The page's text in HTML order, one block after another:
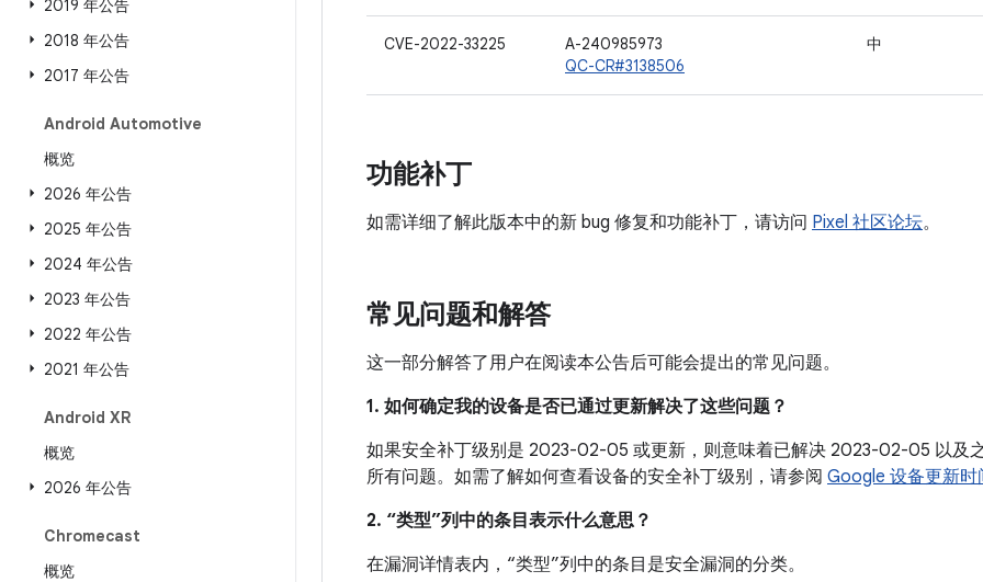
2019 年公告
2018 年公告
2017 年公告
Android Automotive
概览
2026 年公告
2025 年公告
2024 年公告
2023 年公告
2022 年公告
2021 年公告
Android XR
概览
2026 年公告
Chromecast
概览
CVE-2022-33225
A-240985973
QC-CR#3138506
中
功能补丁
如需详细了解此版本中的新 bug 修复和功能补丁，请访问 Pixel 社区论坛。
常见问题和解答
这一部分解答了用户在阅读本公告后可能会提出的常见问题。
1. 如何确定我的设备是否已通过更新解决了这些问题？
如果安全补丁级别是 2023-02-05 或更新，则意味着已解决 2023-02-05 以及
所有问题。如需了解如何查看设备的安全补丁级别，请参阅 Google 设备更新时
2. “类型”列中的条目表示什么意思？
在漏洞详情表内，“类型”列中的条目是安全漏洞的分类。